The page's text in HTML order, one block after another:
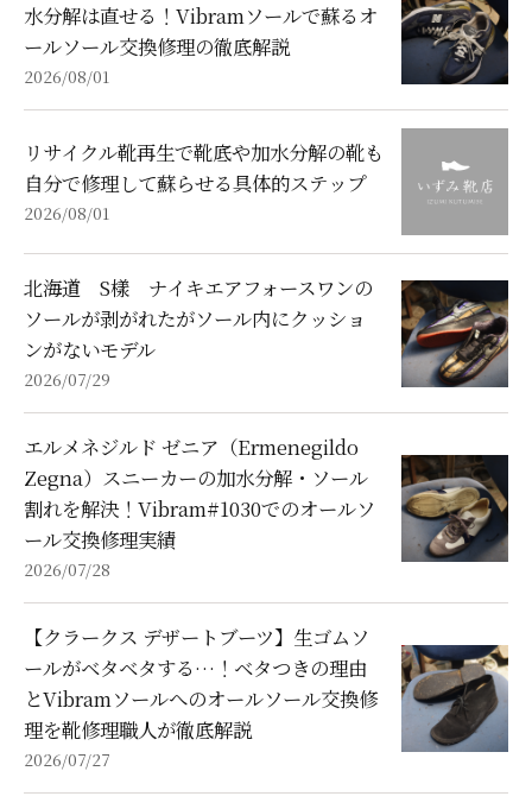
水分解は直せる！Vibramソールで蘇るオ
ールソール交換修理の徹底解説
2026/08/01
リサイクル靴再生で靴底や加水分解の靴も
自分で修理して蘇らせる具体的ステップ
2026/08/01
北海道 S樣 ナイキエアフォースワンの
ソールが剥がれたがソール内にクッショ
ンがないモデル
2026/07/29
エルメネジルド ゼニア（Ermenegildo
Zegna）スニーカーの加水分解・ソール
割れを解決！Vibram#1030でのオールソ
ール交換修理実績
2026/07/28
【クラークス デザートブーツ】生ゴムソ
ールがベタベタする…！ベタつきの理由
とVibramソールへのオールソール交換修
理を靴修理職人が徹底解説
2026/07/27